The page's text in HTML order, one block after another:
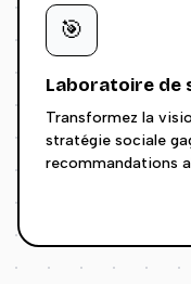
🎯
Laboratoire de
Transformez la
stratégie sociale
recommandations